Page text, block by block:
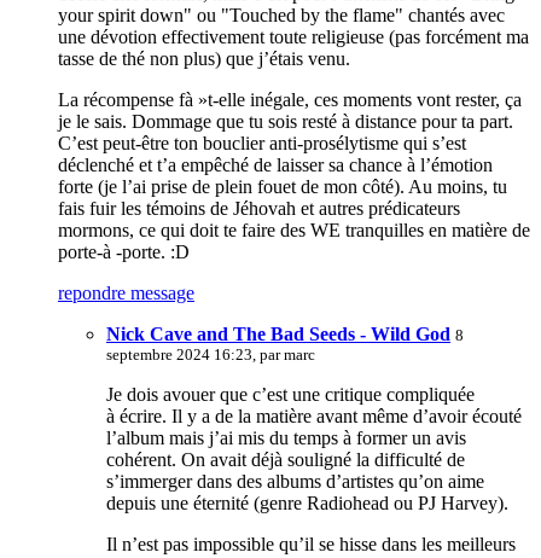
your spirit down" ou "Touched by the flame" chantés avec
une dévotion effectivement toute religieuse (pas forcément ma
tasse de thé non plus) que j’étais venu.
La récompense fà »t-elle inégale, ces moments vont rester, ça
je le sais. Dommage que tu sois resté à distance pour ta part.
C’est peut-être ton bouclier anti-prosélytisme qui s’est
déclenché et t’a empêché de laisser sa chance à l’émotion
forte (je l’ai prise de plein fouet de mon côté). Au moins, tu
fais fuir les témoins de Jéhovah et autres prédicateurs
mormons, ce qui doit te faire des WE tranquilles en matière de
porte-à -porte. :D
repondre message
Nick Cave and The Bad Seeds - Wild God 8
septembre 2024 16:23, parmarc
Je dois avouer que c’est une critique compliquée
à écrire. Il y a de la matière avant même d’avoir écouté
l’album mais j’ai mis du temps à former un avis
cohérent. On avait déjà souligné la difficulté de
s’immerger dans des albums d’artistes qu’on aime
depuis une éternité (genre Radiohead ou PJ Harvey).
Il n’est pas impossible qu’il se hisse dans les meilleurs